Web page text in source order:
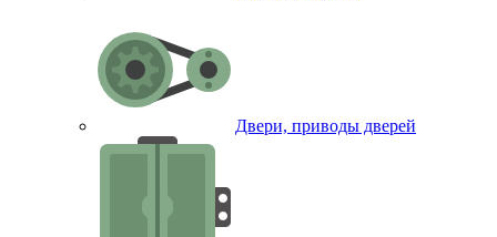
Двери, приводы дверей